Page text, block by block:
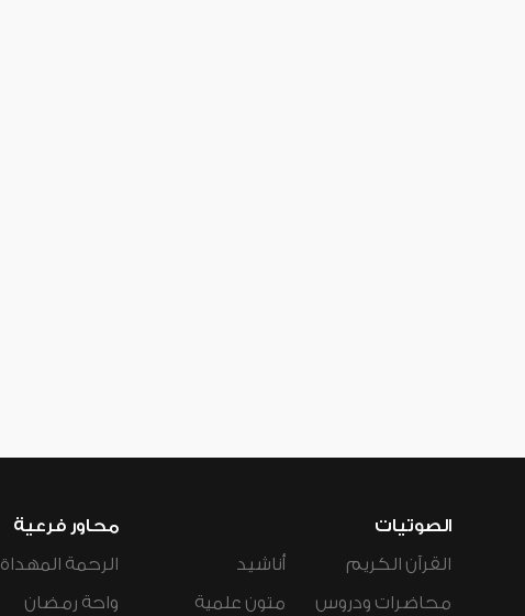
الصوتيات
القرآن الكريم
محاضرات ودروس
أناشيد
متون علمية
محاور فرعية
الرحمة المهداة
واحة رمضان